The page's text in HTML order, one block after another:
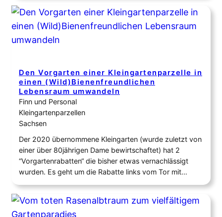
Den Vorgarten einer Kleingartenparzelle in
einen (Wild)Bienenfreundlichen
Lebensraum umwandeln
Finn und Personal
Kleingartenparzellen
Sachsen
Der 2020 übernommene Kleingarten (wurde zuletzt von
einer über 80jährigen Dame bewirtschaftet) hat 2
“Vorgartenrabatten“ die bisher etwas vernachlässigt
wurden. Es geht um die Rabatte links vom Tor mit
6x1m. Es besteht eine Südlage, ab ca 10-11 Uhr bis
abends liegt volle Sonne an, der Boden ist lehmig-
schwer. Dominiert wird das Beet von Rosen und…